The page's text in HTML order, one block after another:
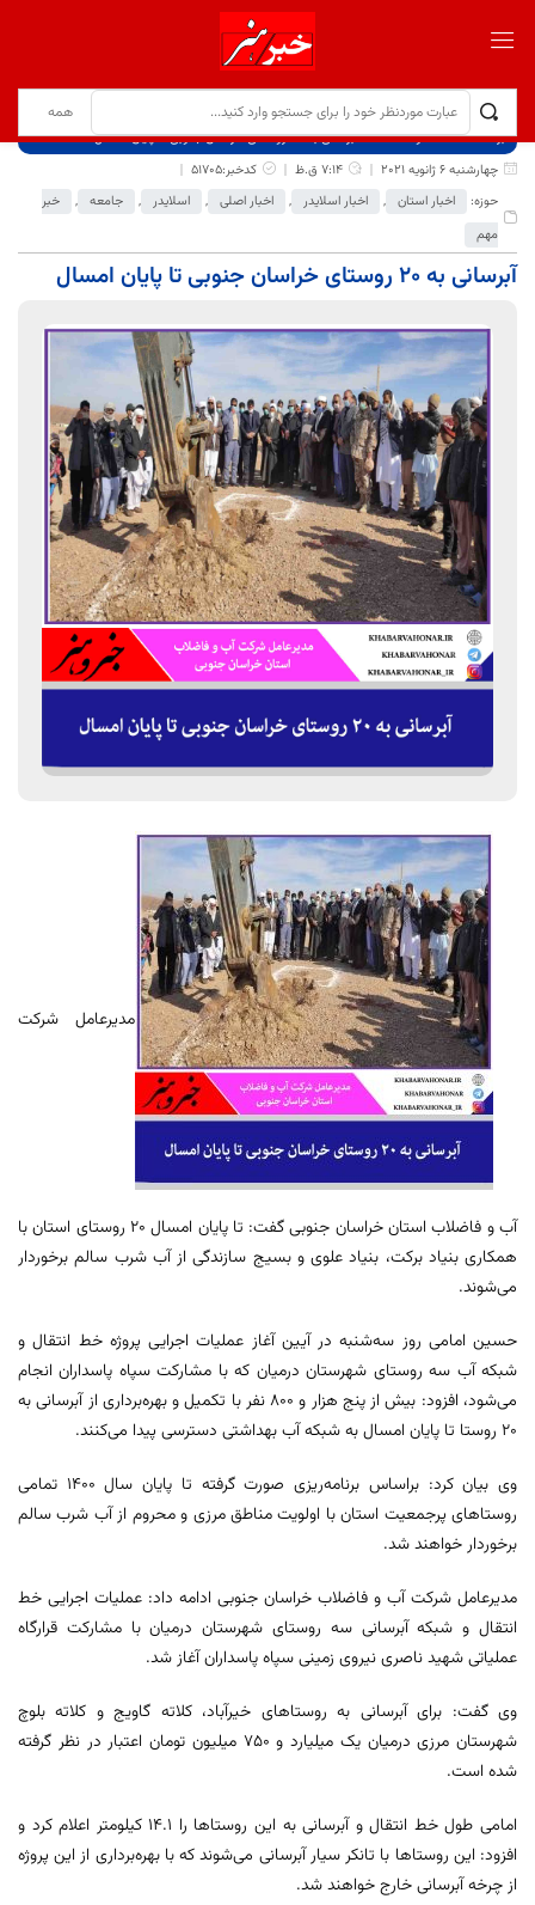
برگ نخست نوشته‌ها
آبرسانی به ۲۰ روستای خراسان جنوبی تا پایان امسال
چهارشنبه 6 ژانویه 2021
7:14 ق.ظ
کدخبر:51705
حوزه:
اخبار استان , اخبار اسلایدر , اخبار اصلی , اسلایدر , جامعه ,
خبر
مهم
آبرسانی به ۲۰ روستای خراسان جنوبی تا پایان امسال
مدیرعامل شرکت
آب و فاضلاب استان خراسان جنوبی گفت: تا پایان امسال ۲۰ روستای استان با
همکاری بنیاد برکت، بنیاد علوی و بسیج سازندگی از آب شرب سالم برخوردار
می‌شوند.
حسین امامی روز سه‌شنبه در آیین آغاز عملیات اجرایی پروژه خط انتقال و
شبکه آب سه روستای شهرستان درمیان که با مشارکت سپاه پاسداران انجام
می‌شود، افزود: بیش از پنج هزار و ۸۰۰ نفر با تکمیل و بهره‌برداری از آبرسانی به
۲۰ روستا تا پایان امسال به شبکه آب بهداشتی دسترسی پیدا می‌کنند.
وی بیان کرد: براساس برنامه‌ریزی صورت گرفته تا پایان سال ۱۴۰۰ تمامی
روستاهای پرجمعیت استان با اولویت مناطق مرزی و محروم از آب شرب سالم
برخوردار خواهند شد.
مدیرعامل شرکت آب و فاضلاب خراسان جنوبی ادامه داد: عملیات اجرایی خط
انتقال و شبکه آبرسانی سه روستای شهرستان درمیان با مشارکت قرارگاه
عملیاتی شهید ناصری نیروی زمینی سپاه پاسداران آغاز شد.
وی گفت: برای آبرسانی به روستاهای خیرآباد، کلاته گاویج و کلاته بلوچ
شهرستان مرزی درمیان یک میلیارد و ۷۵۰ میلیون تومان اعتبار در نظر گرفته
شده است.
امامی طول خط انتقال و آبرسانی به این روستاها را ۱۴.۱ کیلومتر اعلام کرد و
افزود: این روستاها با تانکر سیار آبرسانی می‌شوند که با بهره‌برداری از این پروژه
از چرخه آبرسانی خارج خواهند شد.